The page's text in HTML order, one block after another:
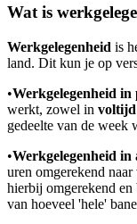
Wat is
Werkgelegenheid is
land. Dit kun je op
•Werkgelegenheid in
werkt, zowel in voltijd
gedeelte van de week
•Werkgelegenheid in
uren omgerekend
hierbij omgerekend
van hoeveel 'hele'